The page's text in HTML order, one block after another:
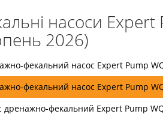
насоси
2026)
фекальний насос Expert Pump
фекальний насос Expert Pump
дренажно-фекальний Expert Pump